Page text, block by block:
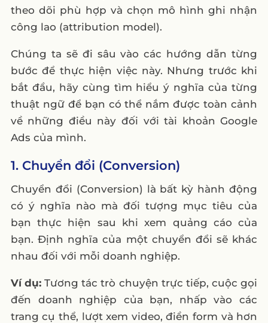
theo dõi phù hợp và chọn mô hình ghi nhận
công lao (attribution model).
Chúng ta sẽ đi sâu vào các hướng dẫn từng
bước để thực hiện việc này. Nhưng trước khi
bắt đầu, hãy cùng tìm hiểu ý nghĩa của từng
thuật ngữ để bạn có thể nắm được toàn cảnh
về những điều này đối với tài khoản Google
Ads của mình.
1. Chuyển đổi (Conversion)
Chuyển đổi (Conversion) là bất kỳ hành động
có ý nghĩa nào mà đối tượng mục tiêu của
bạn thực hiện sau khi xem quảng cáo của
bạn. Định nghĩa của một chuyển đổi sẽ khác
nhau đối với mỗi doanh nghiệp.
Ví dụ: Tương tác trò chuyện trực tiếp, cuộc gọi
đến doanh nghiệp của bạn, nhấp vào các
trang cụ thể, lượt xem video, điền form và hơn